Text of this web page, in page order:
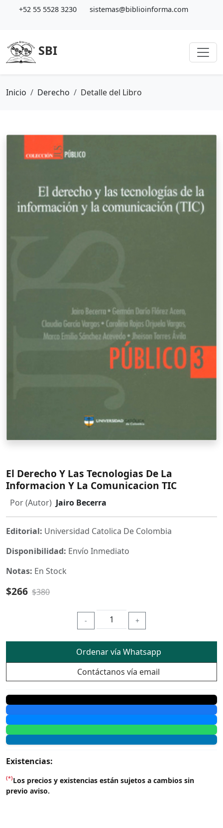
+52 55 5528 3230 sistemas@biblioinforma.com
SBI
Inicio Derecho Detalle del Libro
El Derecho Y Las Tecnologias De La
Informacion Y La Comunicacion TIC
Por (Autor) Jairo Becerra
Editorial: Universidad Catolica De Colombia
Disponibilidad: Envío Inmediato
Notas: En Stock
$266 $380
- +
Ordenar vía Whatsapp
Contáctanos vía email
Existencias:
(*)Los precios y existencias están sujetos a cambios sin
previo aviso.